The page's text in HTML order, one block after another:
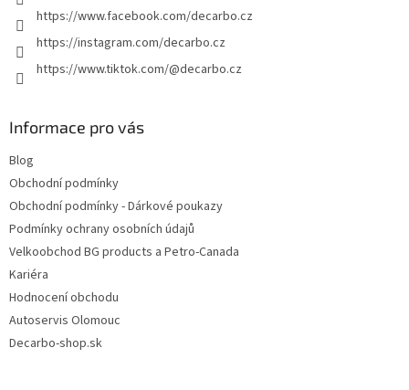
https://www.facebook.com/decarbo.cz
https://instagram.com/decarbo.cz
https://www.tiktok.com/@decarbo.cz
Informace pro vás
Blog
Obchodní podmínky
Obchodní podmínky - Dárkové poukazy
Podmínky ochrany osobních údajů
Velkoobchod BG products a Petro-Canada
Kariéra
Hodnocení obchodu
Autoservis Olomouc
Decarbo-shop.sk